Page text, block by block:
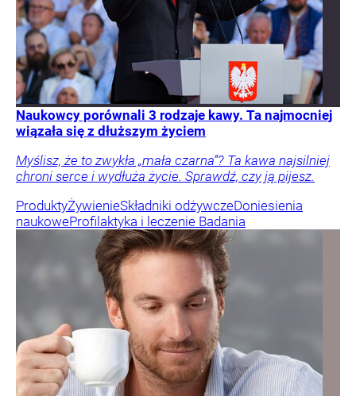
Naukowcy porównali 3 rodzaje kawy. Ta najmocniej
wiązała się z dłuższym życiem
Myślisz, że to zwykła „mała czarna”? Ta kawa najsilniej
chroni serce i wydłuża życie. Sprawdź, czy ją pijesz.
ProduktyŻywienieSkładniki odżywczeDoniesienia
naukoweProfilaktyka i leczenie Badania